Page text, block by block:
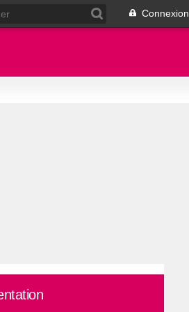
Connexion